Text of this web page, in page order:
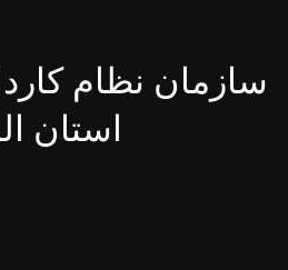
سازمان نظام
استان